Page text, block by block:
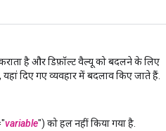
है और डिफ़ॉल्ट वैल्यू को बदलने के लिए
दिए गए व्यवहार में बदलाव किए जाते हैं.
variable") को हल नहीं किया गया है.